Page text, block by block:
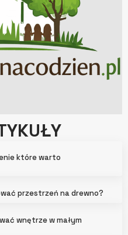
które warto
przestrzeń na drewno?
wnętrze w małym